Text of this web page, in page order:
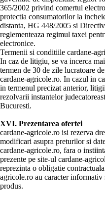
365/2002 privind comertul
protectia consumatorilor la
distanta, HG 448/2005 si
reglementeaza regimul taxei
electronice.
Termenii si conditiile cardane-
In caz de litigiu, se va incerca
termen de 30 de zile lucratoare
cardane-agricole.ro. In cazul in
in termenul precizat anterior,
rezolvarii instantelor
Bucuresti.
XVI. Prezentarea ofertei
cardane-agricole.ro isi rezerva
modificari asupra preturilor si
cardane-agricole.ro, fara o
prezente pe site-ul cardane-
reprezinta o obligatie
agricole.ro au caracter informativ
produs.